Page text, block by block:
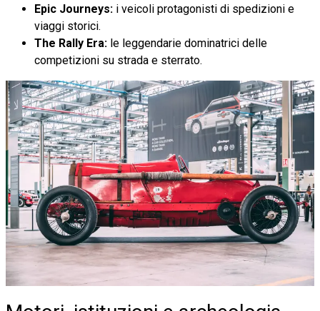
Epic Journeys: i veicoli protagonisti di spedizioni e
viaggi storici.
The Rally Era: le leggendarie dominatrici delle
competizioni su strada e sterrato.